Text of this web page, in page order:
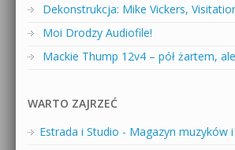
Dekonstrukcja: Mike Vickers,
Moi Drodzy Audiofile!
Mackie Thump 12v4 – pół żartem,
WARTO ZAJRZEĆ
Estrada i Studio - Magazyn muzyków